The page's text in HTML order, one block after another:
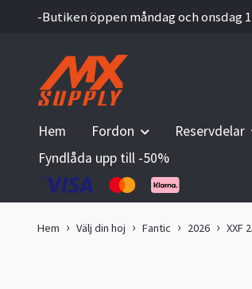
-Butiken öppen måndag och onsdag
Hem Fordon Reservdelar
Fyndlåda upp till -50%
Hem Välj din hoj Fantic 2026 XXF